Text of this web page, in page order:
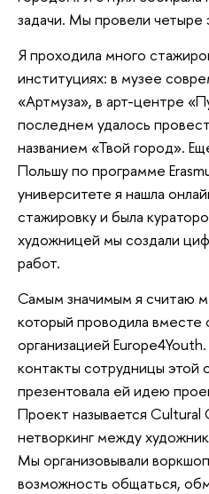
задачи. Мы провели четыре
Я проходила много
институциях: в музее
«Артмуза», в арт-центре
последнем удалось
названием «Твой город».
Польшу по программе
университете я нашла
стажировку и была
художницей мы создали
работ.
Самым значимым я считаю
который проводила вместе
организацией
контакты сотрудницы этой
презентовала ей идею
Проект называется Cultural
нетворкинг между
Мы организовывали
возможность общаться,